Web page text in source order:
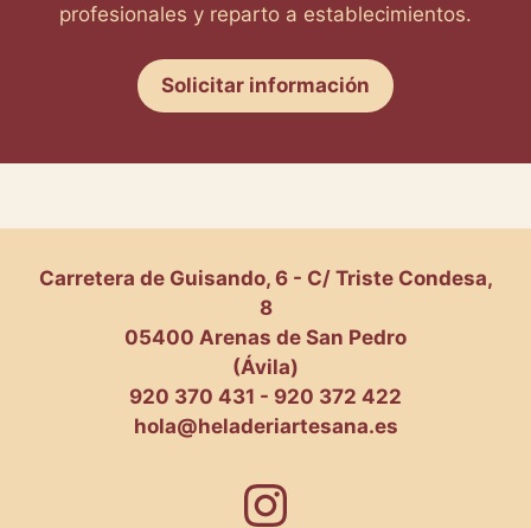
profesionales y reparto a establecimientos.
Solicitar información
Carretera de Guisando, 6 - C/ Triste Condesa,
8
05400 Arenas de San Pedro
(Ávila)
920 370 431 - 920 372 422
hola@heladeriartesana.es
Instagram